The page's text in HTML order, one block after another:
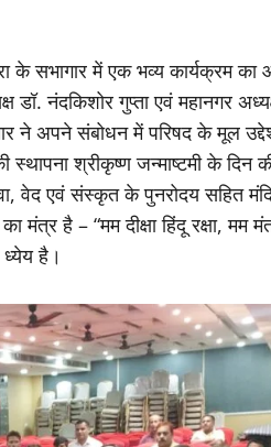
के सभागार में एक भव्य कार्यक्रम
डॉ. नंदकिशोर गुप्ता एवं महानगर
ने अपने संबोधन में परिषद के मूल
स्थापना श्रीकृष्ण जन्माष्टमी के दिन
वेद एवं संस्कृत के पुनरोदय सहित
मंत्र है – “मम दीक्षा हिंदू रक्षा, मम
है।